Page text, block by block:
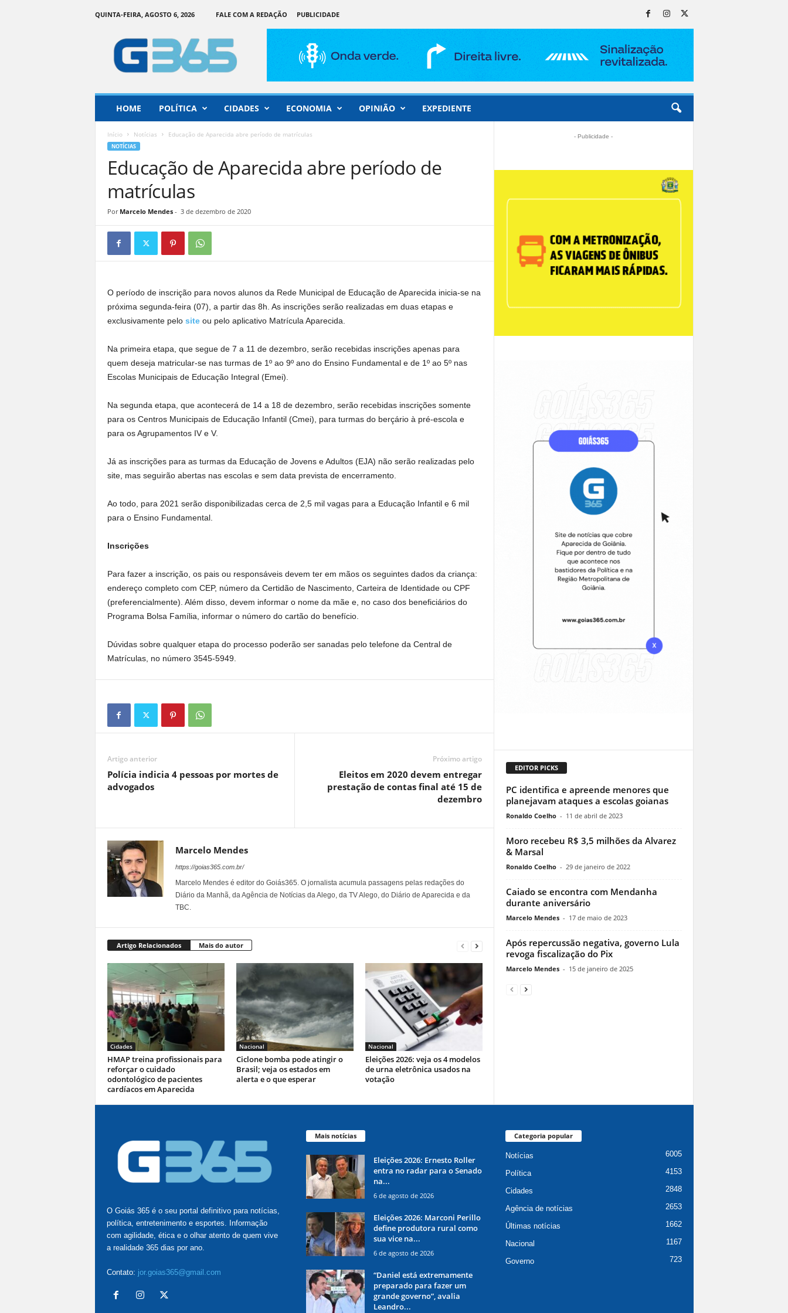
QUINTA-FEIRA, AGOSTO 6, 2026 FALE COM A REDAÇÃO
PUBLICIDADE
ç
o
HOME POLÍTICA CIDADES ECONOMIA OPINIÃO EXPEDIENTE
Início Notícias Educação de Aparecida abre período de matrículas
NOTÍCIAS
Educação de Aparecida abre período de
matrículas
Por Marcelo Mendes- 3 de dezembro de 2020
O período de inscrição para novos alunos da Rede Municipal de Educação de Aparecida inicia-se na
próxima segunda-feira (07), a partir das 8h. As inscrições serão realizadas em duas etapas e
exclusivamente pelo siteou pelo aplicativo Matrícula Aparecida.
Na primeira etapa, que segue de 7 a 11 de dezembro, serão recebidas inscrições apenas para
quem deseja matricular-se nas turmas de 1º ao 9º ano do Ensino Fundamental e de 1º ao 5º nas
Escolas Municipais de Educação Integral (Emei).
Na segunda etapa, que acontecerá de 14 a 18 de dezembro, serão recebidas inscrições somente
para os Centros Municipais de Educação Infantil (Cmei), para turmas do berçário à pré-escola e
para os Agrupamentos IV e V.
Já as inscrições para as turmas da Educação de Jovens e Adultos (EJA) não serão realizadas pelo
site, mas seguirão abertas nas escolas e sem data prevista de encerramento.
Ao todo, para 2021 serão disponibilizadas cerca de 2,5 mil vagas para a Educação Infantil e 6 mil
para o Ensino Fundamental.
Inscrições
Para fazer a inscrição, os pais ou responsáveis devem ter em mãos os seguintes dados da criança:
endereço completo com CEP, número da Certidão de Nascimento, Carteira de Identidade ou CPF
(preferencialmente). Além disso, devem informar o nome da mãe e, no caso dos beneficiários do
Programa Bolsa Família, informar o número do cartão do benefício.
Dúvidas sobre qualquer etapa do processo poderão ser sanadas pelo telefone da Central de
Matrículas, no número 3545-5949.
Artigo anterior
Polícia indicia 4 pessoas por mortes de
advogados
Próximo artigo
Eleitos em 2020 devem entregar
prestação de contas final até 15 de
dezembro
Marcelo Mendes
https://goias365.com.br/
Marcelo Mendes é editor do Goiás365. O jornalista acumula passagens pelas redações do
Diário da Manhã, da Agência de Notícias da Alego, da TV Alego, do Diário de Aparecida e da
TBC.
Artigo Relacionados Mais do autor
Cidades
HMAP treina profissionais para
reforçar o cuidado
odontológico de pacientes
cardíacos em Aparecida
Nacional
Ciclone bomba pode atingir o
Brasil; veja os estados em
alerta e o que esperar
Nacional
Eleições 2026: veja os 4 modelos
de urna eletrônica usados na
votação
- Publicidade -
EDITOR PICKS
PC identifica e apreende menores que
planejavam ataques a escolas goianas
Ronaldo Coelho - 11 de abril de 2023
Moro recebeu R$ 3,5 milhões da Alvarez
& Marsal
Ronaldo Coelho - 29 de janeiro de 2022
Caiado se encontra com Mendanha
durante aniversário
Marcelo Mendes - 17 de maio de 2023
Após repercussão negativa, governo Lula
revoga fiscalização do Pix
Marcelo Mendes - 15 de janeiro de 2025
O Goiás 365 é o seu portal definitivo para notícias,
política, entretenimento e esportes. Informação
com agilidade, ética e o olhar atento de quem vive
a realidade 365 dias por ano.
Contato: jor.goias365@gmail.com
Mais notícias
Eleições 2026: Ernesto Roller
entra no radar para o Senado
na...
6 de agosto de 2026
Eleições 2026: Marconi Perillo
define produtora rural como
sua vice na...
6 de agosto de 2026
“Daniel está extremamente
preparado para fazer um
grande governo”, avalia
Leandro...
Categoria popular
Notícias 6005
Política 4153
Cidades 2848
Agência de notícias 2653
Últimas notícias 1662
Nacional 1167
Governo 723